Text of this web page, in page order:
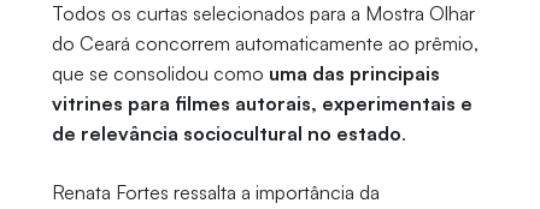
Todos os curtas selecionados para a Mostra Olhar
do Ceará concorrem automaticamente ao prêmio,
que se consolidou como uma das principais
vitrines para filmes autorais, experimentais e
de relevância sociocultural no estado.
Renata Fortes ressalta a importância da